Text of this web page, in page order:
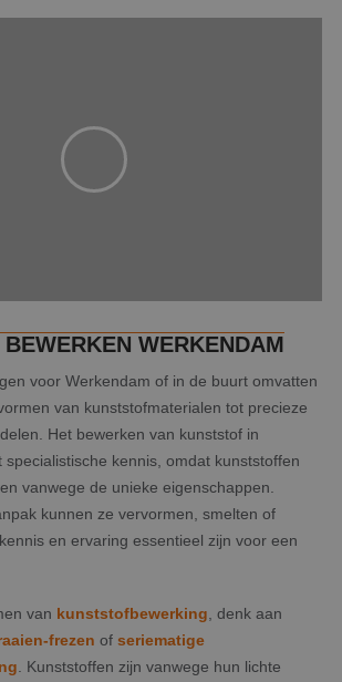
WERKENDAM
voor Werkendam of in de buurt omvatten
van kunststofmaterialen tot precieze
Het bewerken van kunststof in
specialistische kennis, omdat kunststoffen
vanwege de unieke eigenschappen.
kunnen ze vervormen, smelten of
en ervaring essentieel zijn voor een
van kunststofbewerking , denk aan
frezen of seriematige
. Kunststoffen zijn vanwege hun lichte